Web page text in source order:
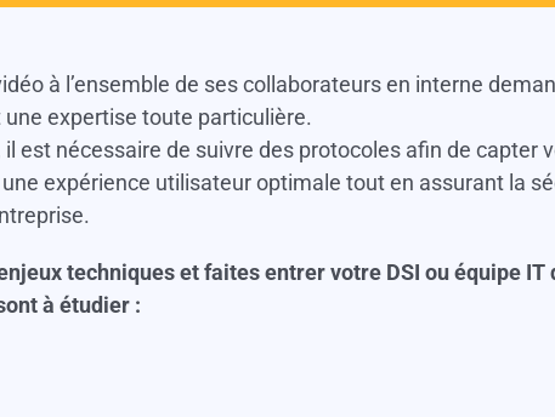
à l’ensemble de ses collaborateurs en interne
expertise toute particulière.
il est nécessaire de suivre des protocoles afin de capter
une expérience utilisateur optimale tout en assurant la
techniques et faites entrer votre DSI ou équipe IT
à étudier :